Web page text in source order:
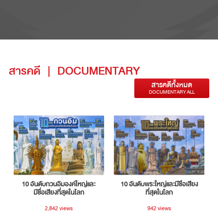
สารคดี | DOCUMENTARY
สารคดีทั้งหมด
DOCUMENTARY ALL
10 อันดับกวนอิมองค์ใหญ่และ
มีชื่อเสียงที่สุดในโลก
2,842 views
10 อันดับพระใหญ่และมีชื่อเสียง
ที่สุดในโลก
942 views